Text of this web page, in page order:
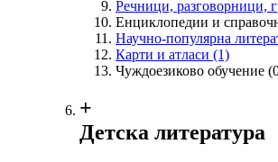
Речници, разговорници,
Енциклопедии и
Научно-популярна
Карти и атласи (1)
Чуждоезиково обучение
+
Детска литература